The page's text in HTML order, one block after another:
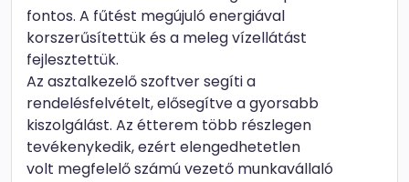
fontos. A fűtést megújuló energiával
korszerűsítettük és a meleg vízellátást
fejlesztettük.
Az asztalkezelő szoftver segíti a
rendelésfelvételt, elősegítve a gyorsabb
kiszolgálást. Az étterem több részlegen
tevékenykedik, ezért elengedhetetlen
volt megfelelő számú vezető munkavállaló